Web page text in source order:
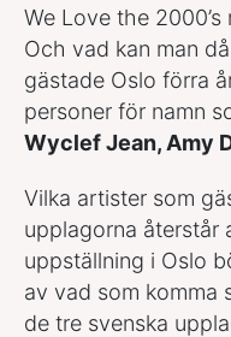
We Love the
Och vad kan man
gästade Oslo förra
personer för namn
Wyclef Jean, Amy
Vilka artister som
upplagorna återstår
uppställning i Oslo
av vad som komma
de tre svenska